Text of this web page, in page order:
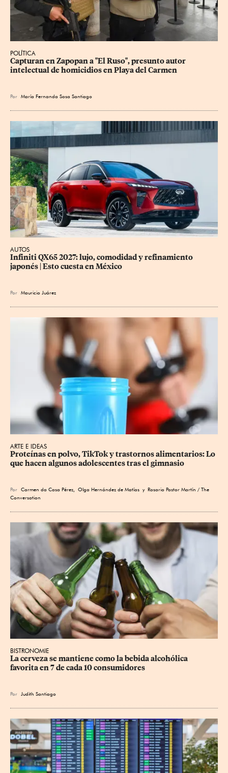
POLÍTICA
Capturan en Zapopan a "El Ruso", presunto autor
intelectual de homicidios en Playa del Carmen
Por María Fernanda Sosa Santiago
AUTOS
Infiniti QX65 2027: lujo, comodidad y refinamiento
japonés | Esto cuesta en México
Por Mauricio Juárez
ARTE E IDEAS
Proteínas en polvo, TikTok y trastornos alimentarios: Lo
que hacen algunos adolescentes tras el gimnasio
Por Carmen da Casa Pérez Olga Hernández de Matías y Rosario Pastor Martín / The
Conversation
BISTRONOMIE
La cerveza se mantiene como la bebida alcohólica
favorita en 7 de cada 10 consumidores
Por Judith Santiago